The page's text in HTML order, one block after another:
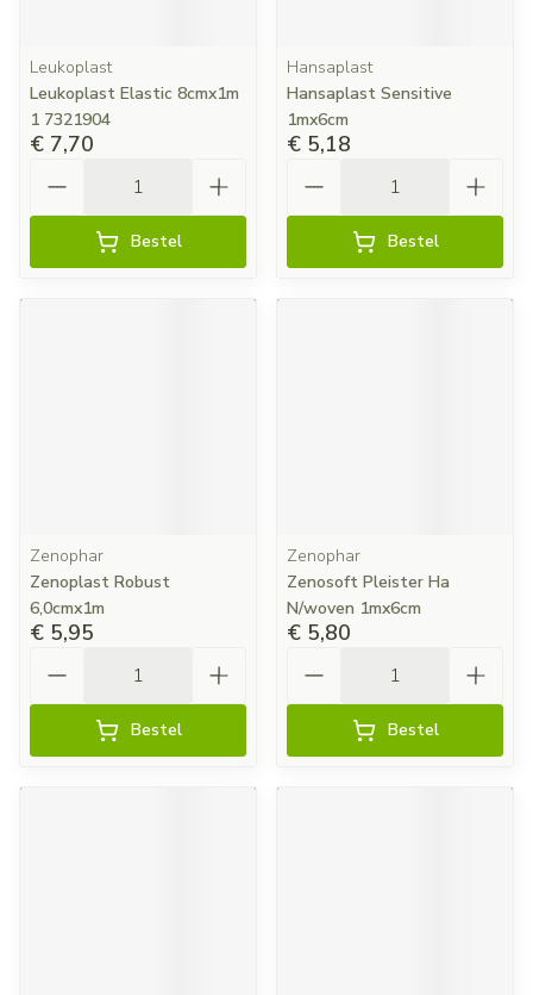
Leukoplast
Leukoplast Elastic 8cmx1m
1 7321904
€ 7,70
Bestel
Hansaplast
Hansaplast Sensitive
1mx6cm
€ 5,18
Bestel
Zenophar
Zenoplast Robust
6,0cmx1m
€ 5,95
Bestel
Zenophar
Zenosoft Pleister Ha
N/woven 1mx6cm
€ 5,80
Bestel